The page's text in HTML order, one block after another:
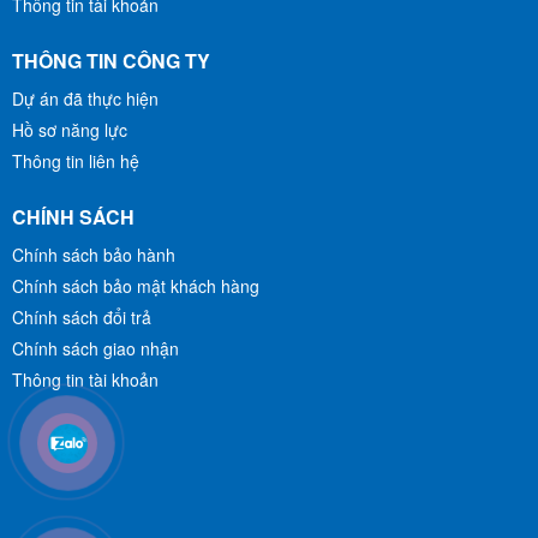
THÔNG TIN CÔNG TY
Dự án đã thực hiện
Hồ sơ năng lực
Thông tin liên hệ
CHÍNH SÁCH
Chính sách bảo hành
Chính sách bảo mật khách hàng
Chính sách đổi trả
Chính sách giao nhận
Thông tin tài khoản